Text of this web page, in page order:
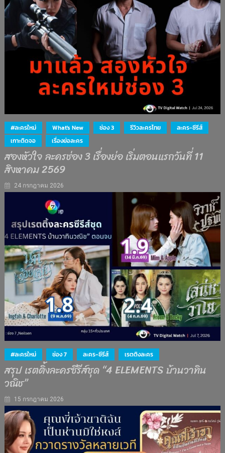
#ละครใหม่ What's New ช่อง 3 รีวิวละครไทย
ละคร-ซีรีส์
เกาะติดจอ
เรื่องย่อละคร
สองหัวใจ ละครช่อง 3 เรื่องย่อ เริ่มตอนแรกวันที่ 11
สิงหาคม 2569
24 กรกฎาคม 2026
#ละครใหม่ ช่อง 7 ละคร-ซีรีส์ เรตติงละคร
สรุป เรตติ้งละครซีรีส์ชุด “4 ELEMENTS บ้านวาทิน
วณิช”
15 กรกฎาคม 2026